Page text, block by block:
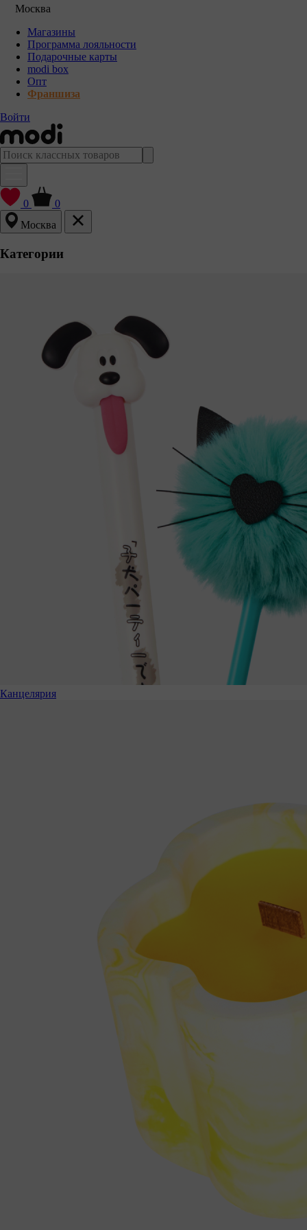
Москва
Магазины
Программа лояльности
Подарочные карты
modi box
Опт
Франшиза
Войти
0
0
Москва
Категории
Канцелярия